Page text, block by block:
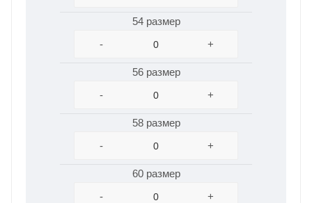
54 размер
-
+
56 размер
-
+
58 размер
-
+
60 размер
-
+